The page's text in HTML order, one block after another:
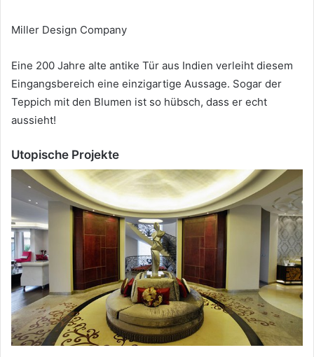
Miller Design Company
Eine 200 Jahre alte antike Tür aus Indien verleiht diesem
Eingangsbereich eine einzigartige Aussage. Sogar der
Teppich mit den Blumen ist so hübsch, dass er echt
aussieht!
Utopische Projekte